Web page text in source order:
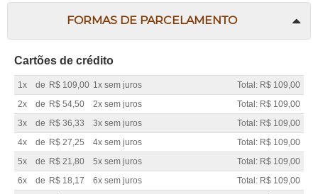
FORMAS DE PARCELAMENTO
Cartões de crédito
1x de R$ 109,00 1x sem juros
Total: R$ 109,00
2x
de R$ 54,50 2x sem juros
Total: R$ 109,00
3x
de R$ 36,33 3x sem juros
Total: R$ 109,00
4x
de R$ 27,25 4x sem juros
Total: R$ 109,00
5x
de R$ 21,80 5x sem juros
Total: R$ 109,00
6x
de R$ 18,17 6x sem juros
Total: R$ 109,00